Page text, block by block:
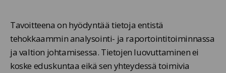
Tavoitteena on hyödyntää tietoja entistä
tehokkaammin analysointi- ja raportointitoiminnassa
ja valtion johtamisessa. Tietojen luovuttaminen ei
koske eduskuntaa eikä sen yhteydessä toimivia